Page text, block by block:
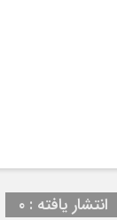
انتشار یافته : ۰